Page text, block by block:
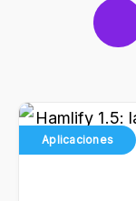
Aplicaciones